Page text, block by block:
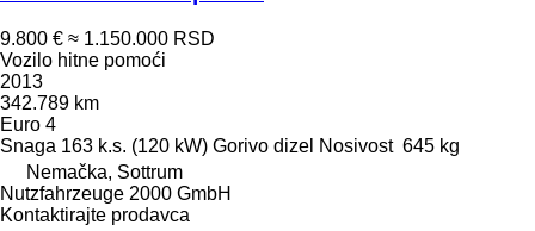
9.800 € ≈ 1.150.000 RSD
Vozilo hitne pomoći
2013
342.789 km
Euro 4
Snaga 163 k.s. (120 kW) Gorivo dizel Nosivost 645 kg
Nemačka, Sottrum
Nutzfahrzeuge 2000 GmbH
Kontaktirajte prodavca